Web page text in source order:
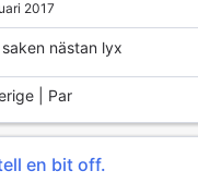
utmana sig själva på den
Den natursköna
en oförglömlig
klimatet samtidigt som
inomhusaktiviteter
i gruppträningar. Efter
2017
nästan lyx
| Par
en bit off.